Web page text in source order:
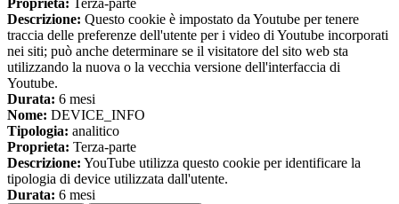
Proprieta: Terza-parte
Descrizione: Questo cookie è impostato da Youtube per tenere
traccia delle preferenze dell'utente per i video di Youtube incorporati
nei siti; può anche determinare se il visitatore del sito web sta
utilizzando la nuova o la vecchia versione dell'interfaccia di
Youtube.
Durata: 6 mesi
Nome: DEVICE_INFO
Tipologia: analitico
Proprieta: Terza-parte
Descrizione: YouTube utilizza questo cookie per identificare la
tipologia di device utilizzata dall'utente.
Durata: 6 mesi